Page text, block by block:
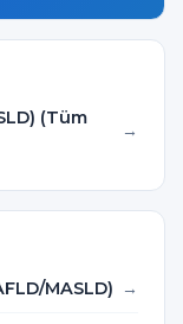
(Tüm
MASLD)